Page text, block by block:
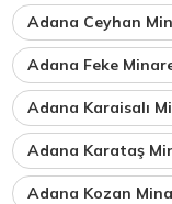
Adana Ceyhan
Adana Feke
Adana Karaisalı
Adana Karataş
Adana Kozan